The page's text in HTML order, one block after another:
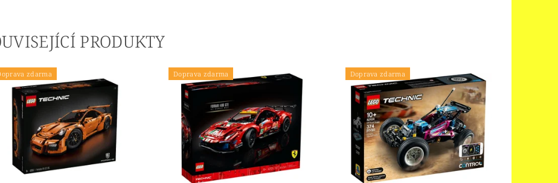
PRODUKTY
zdarma Doprava zdarma Doprava zdarma